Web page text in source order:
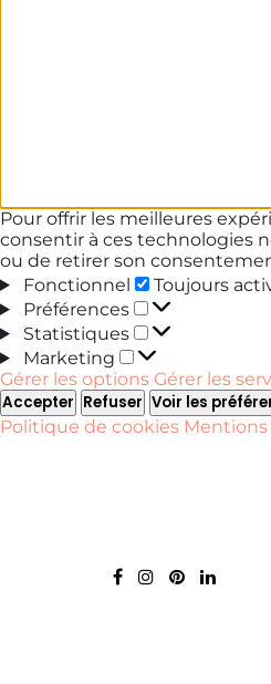
Pour offrir les meilleures
consentir à ces technologies
ou de retirer son
Fonctionnel
Fonctionnel
Toujours
Préférences
Préférences
Statistiques
Statistiques
Marketing
Marketing
Gérer les options Gérer les
Accepter Refuser Voir les
Politique de cookies Mentions